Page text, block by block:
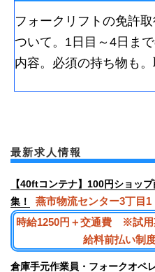
フォークリフトの免許
ついて。1日目～4日ま
内容。必須の持ち物も
最新求人情報
【40ftコンテナ】100円ショッ
集！
燕市物流センター3丁目1
時給1250円＋交通費 ※試
給料前払い制
倉庫手元作業員・フォークオペ